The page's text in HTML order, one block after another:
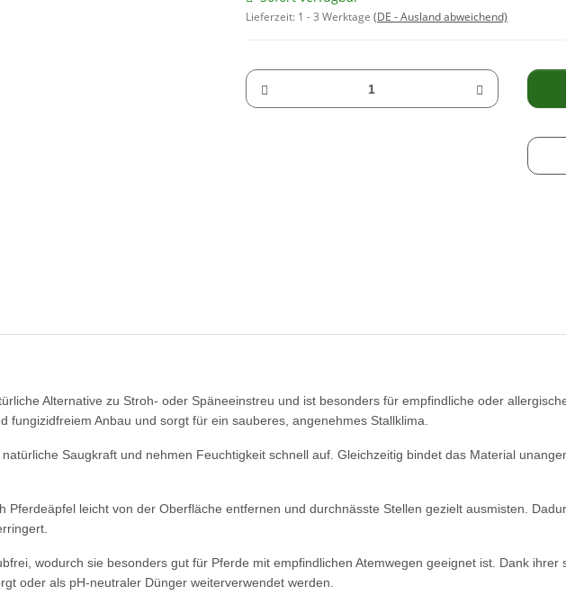
Lieferzeit: 1 - 3 Werktage (DE - Ausland abweichend)
Alternative zu Stroh- oder Späneeinstreu und ist besonders für empfindliche oder
fungizidfreiem Anbau und sorgt für ein sauberes, angenehmes Stallklima.
Saugkraft und nehmen Feuchtigkeit schnell auf. Gleichzeitig bindet das Material
Pferdeäpfel leicht von der Oberfläche entfernen und durchnässte Stellen gezielt ausmisten.
wodurch sie besonders gut für Pferde mit empfindlichen Atemwegen geeignet ist. Dank ihrer
oder als pH-neutraler Dünger weiterverwendet werden.